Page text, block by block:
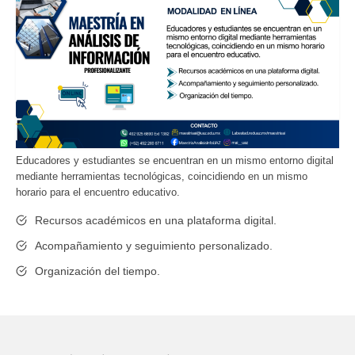
Educadores y estudiantes se encuentran en un mismo entorno digital
mediante herramientas tecnológicas, coincidiendo en un mismo
horario para el encuentro educativo.
Recursos académicos en una plataforma digital.
Acompañamiento y seguimiento personalizado.
Organización del tiempo.